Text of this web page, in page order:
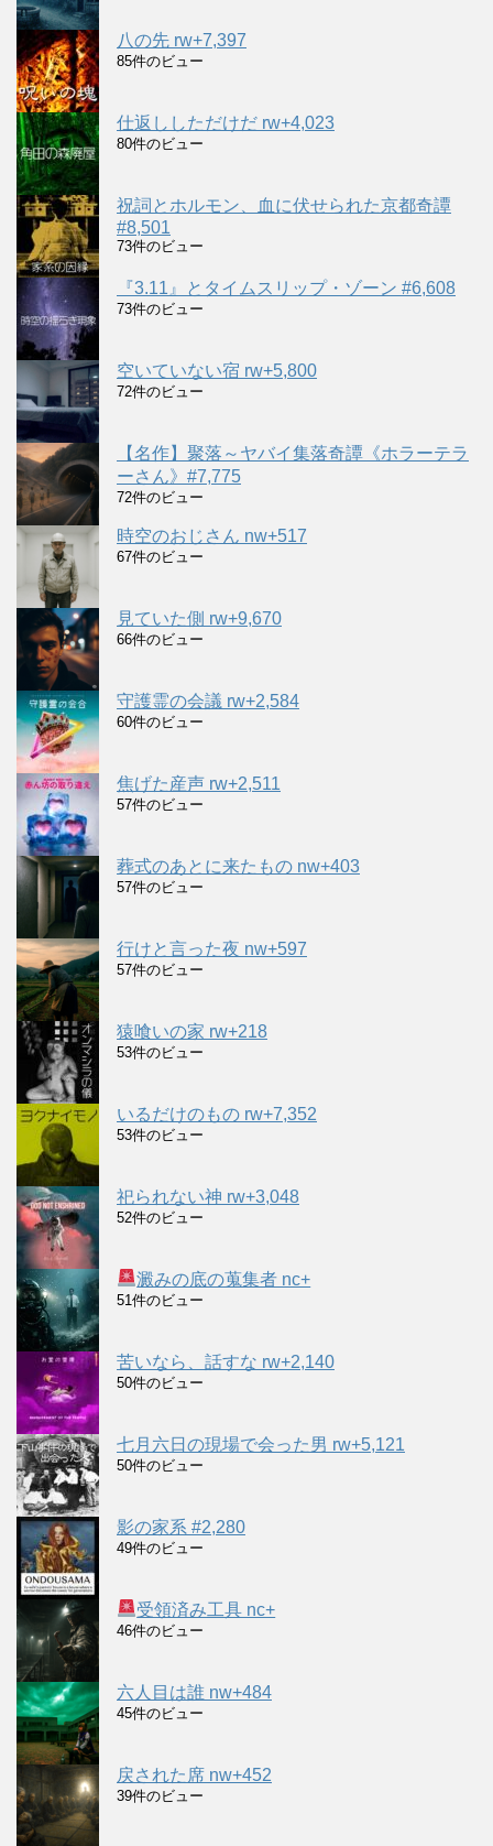
八の先 rw+7,397
85件のビュー
仕返ししただけだ rw+4,023
80件のビュー
祝詞とホルモン、血に伏せられた京都奇譚
#8,501
73件のビュー
『3.11』とタイムスリップ・ゾーン #6,608
73件のビュー
空いていない宿 rw+5,800
72件のビュー
【名作】聚落～ヤバイ集落奇譚《ホラーテラ
ーさん》#7,775
72件のビュー
時空のおじさん nw+517
67件のビュー
見ていた側 rw+9,670
66件のビュー
守護霊の会議 rw+2,584
60件のビュー
焦げた産声 rw+2,511
57件のビュー
葬式のあとに来たもの nw+403
57件のビュー
行けと言った夜 nw+597
57件のビュー
猿喰いの家 rw+218
53件のビュー
いるだけのもの rw+7,352
53件のビュー
祀られない神 rw+3,048
52件のビュー
澱みの底の蒐集者 nc+
51件のビュー
苦いなら、話すな rw+2,140
50件のビュー
七月六日の現場で会った男 rw+5,121
50件のビュー
影の家系 #2,280
49件のビュー
受領済み工具 nc+
46件のビュー
六人目は誰 nw+484
45件のビュー
戻された席 nw+452
39件のビュー